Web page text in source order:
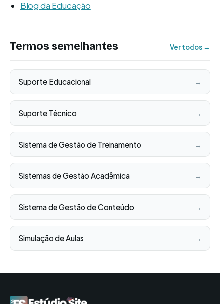
Blog da Educação
Termos semelhantes Ver todos →
Suporte Educacional →
Suporte Técnico →
Sistema de Gestão de Treinamento →
Sistemas de Gestão Acadêmica →
Sistema de Gestão de Conteúdo →
Simulação de Aulas →